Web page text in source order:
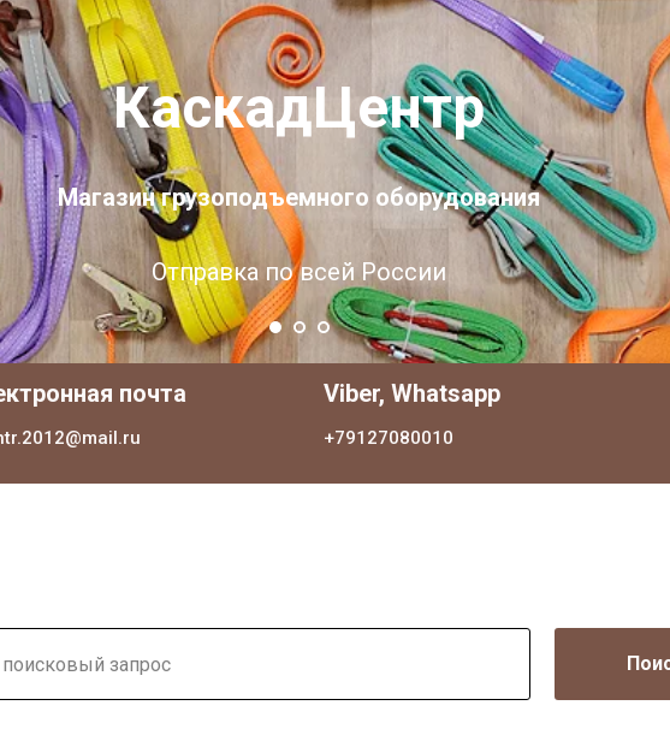
КаскадЦентр
Магазин грузоподъемного оборудования
Отправка по всей России
почта Viber, Whatsapp
+79127080010